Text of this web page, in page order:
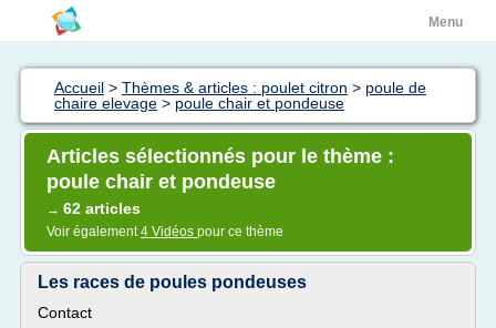
Menu
Accueil > Thèmes & articles : poulet citron > poule de
chaire elevage > poule chair et pondeuse
Articles sélectionnés pour le thème :
poule chair et pondeuse
→ 62 articles
Voir également4 Vidéos pour ce thème
Les races de poules pondeuses
Contact